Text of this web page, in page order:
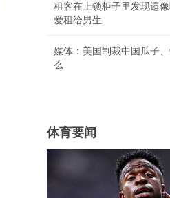
租客在上锁柜子里发现遗
爱租给男生
媒体：美国制裁中国瓜子
么
体育要闻